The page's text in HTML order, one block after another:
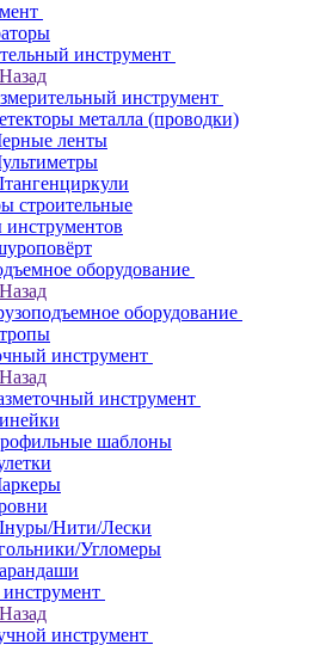
инструмент
Назад
инструмент
металла (проводки)
ленты
строительные
оборудование
Назад
оборудование
инструмент
Назад
инструмент
шаблоны
Нити/Лески
Угломеры
Назад
инструмент